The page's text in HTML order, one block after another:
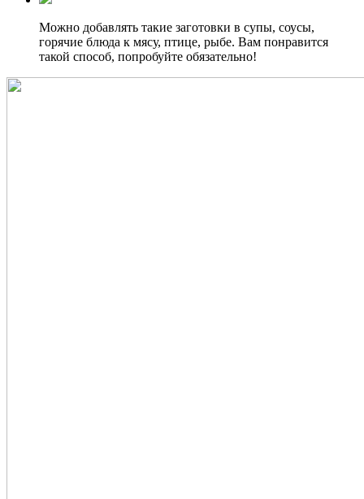
Можно добавлять такие заготовки в супы, соусы,
горячие блюда к мясу, птице, рыбе. Вам понравится
такой способ, попробуйте обязательно!